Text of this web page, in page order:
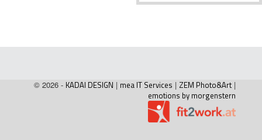
© 2026 - KADAI DESIGN | mea IT Services | ZEM Photo&Art |
emotions by morgenstern